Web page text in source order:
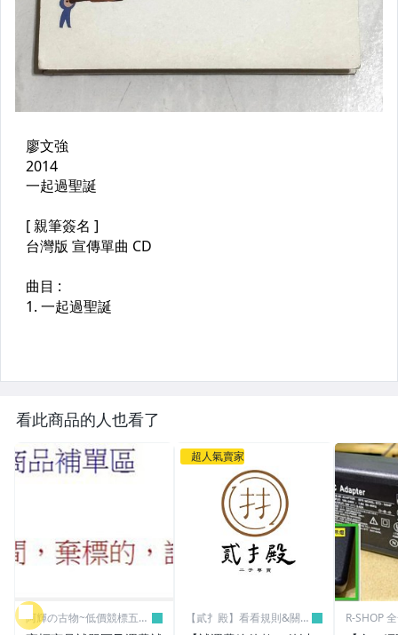
看此商品的人也看了
阿輝の古物~低價競標五六
日結標
超人氣賣家
【貳扌殿】看看規則&關於 R-SHOP